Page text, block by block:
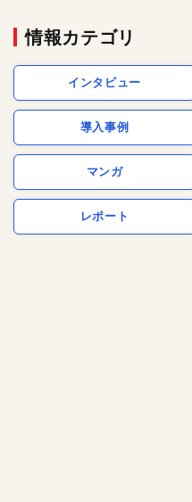
情報カテゴリ
インタビュー
導入事例
マンガ
レポート